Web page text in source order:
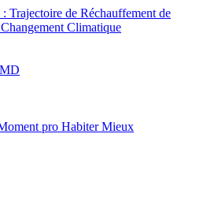
de Réchauffement de
Climatique
pro Habiter Mieux